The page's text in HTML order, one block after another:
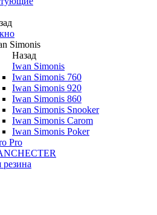
Simonis
Назад
Iwan Simonis
Iwan Simonis 760
Iwan Simonis 920
Iwan Simonis 860
Iwan Simonis Snooker
Iwan Simonis Carom
Iwan Simonis Poker
Pro
резина